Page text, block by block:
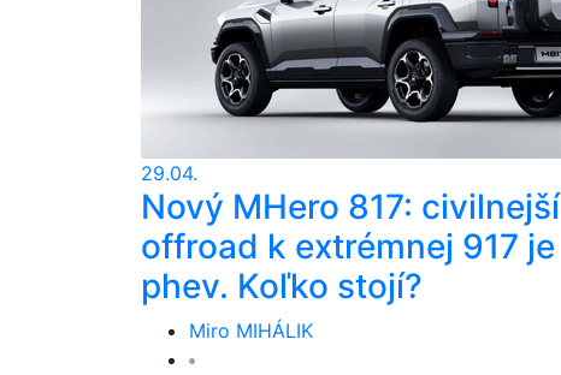
29.04.
Nový MHero 817: civilnejší
offroad k extrémnej 917 je
phev. Koľko stojí?
Miro MIHÁLIK